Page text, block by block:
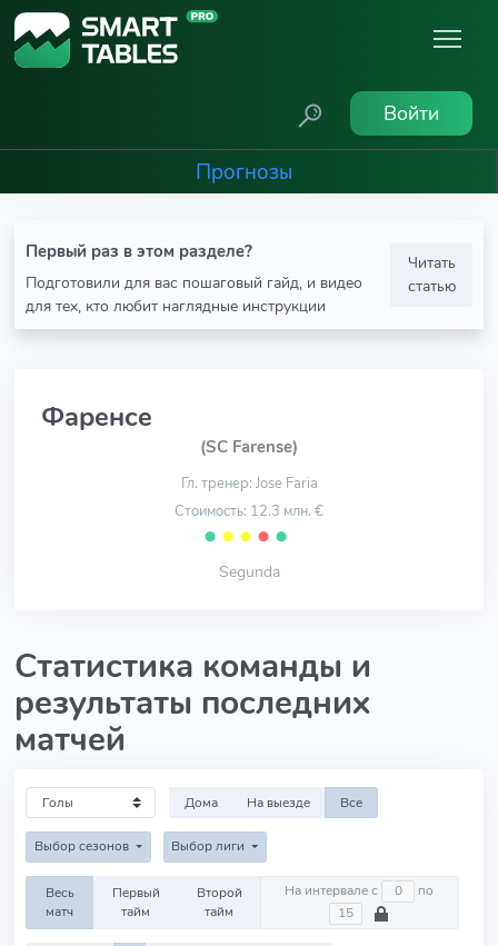
Войти
Прогнозы
Первый раз в этом разделе?
Подготовили для вас пошаговый гайд, и видео
для тех, кто любит наглядные инструкции
Читать
статью
Фаренсе
(SC Farense)
Гл. тренер: Jose Faria
Стоимость: 12.3 млн. €
⬤ ⬤ ⬤ ⬤ ⬤
Segunda
Статистика команды и
результаты последних
матчей
Дома На выезде Все
Выбор сезонов Выбор лиги
Весь
матч
Первый
тайм
Второй
тайм
На интервале с по